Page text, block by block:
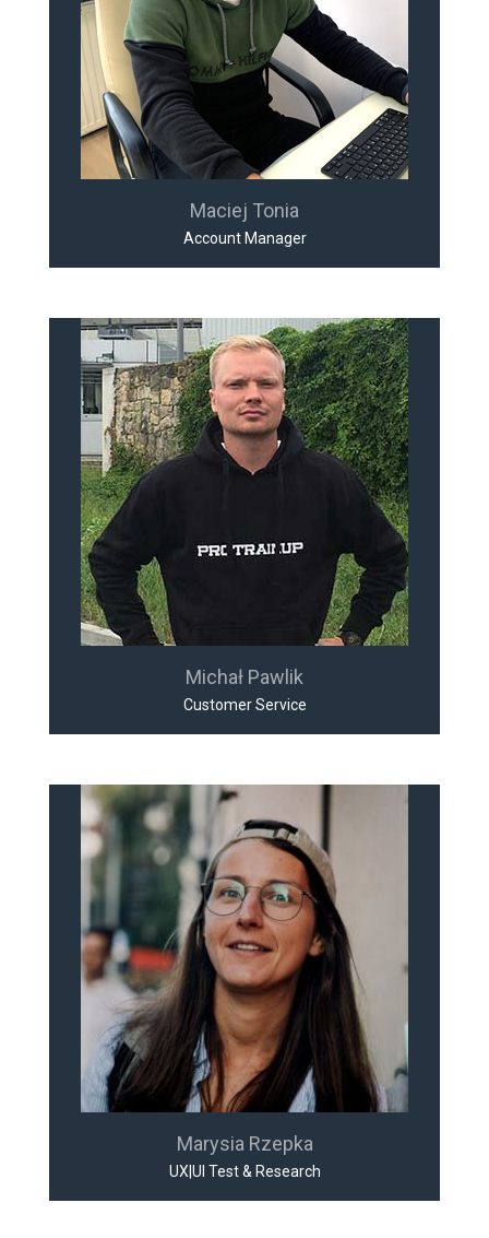
Maciej Tonia
Account Manager
Michał Pawlik
Customer Service
Marysia Rzepka
UX|UI Test & Research